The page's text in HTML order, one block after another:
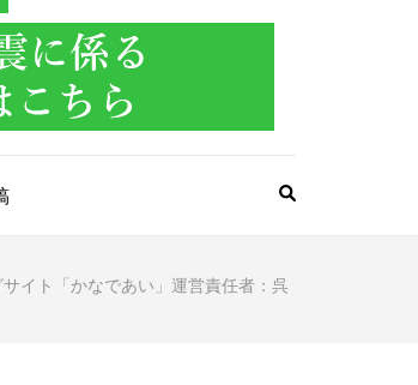
PRESS
イト「かなであい」運営責任者：呉